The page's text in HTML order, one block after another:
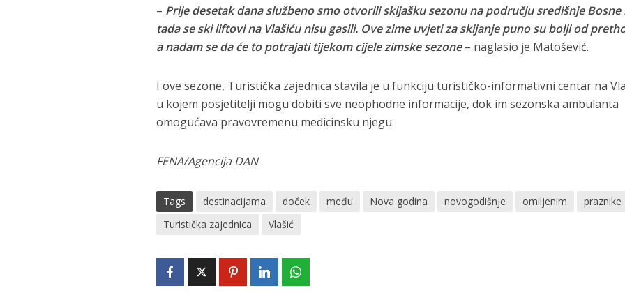
– Prije desetak dana službeno smo otvorili skijašku sezonu na području središnje Bosne
tada se ski liftovi na Vlašiću nisu gasili. Ove zime uvjeti za skijanje puno su bolji od
a nadam se da će to potrajati tijekom cijele zimske sezone– naglasio je Matošević.
I ove sezone, Turistička zajednica stavila je u funkciju turističko-informativni centar na
u kojem posjetitelji mogu dobiti sve neophodne informacije, dok im sezonska ambulanta
omogućava pravovremenu medicinsku njegu.
FENA/Agencija DAN
Tags destinacijama doček među Nova godina novogodišnje omiljenim
praznike
Turistička zajednica
Vlašić